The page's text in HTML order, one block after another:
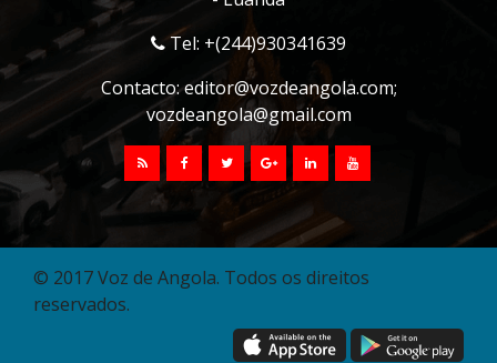
Tel: +(244)930341639
Contacto:editor@vozdeangola.com;
vozdeangola@gmail.com
© 2017 Voz de Angola. Todos os direitos
reservados.